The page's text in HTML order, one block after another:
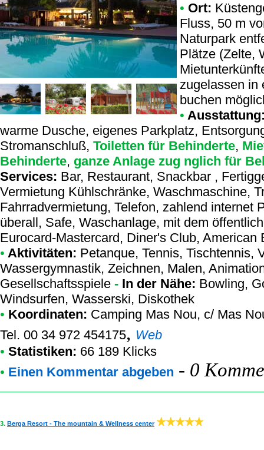
• Ort:
Fluss, 50 m
Naturpark
Plätze (Zelte,
zugelassen in
buchen
•
warme Dusche, eigenes Parkplatz,
Stromanschluß, Toiletten für Behinderte,
Behinderte, ganze Anlage zug nglich für
Services: Bar, Restaurant, Snackbar ,
Vermietung Kühlschränke, Waschmaschine,
Fahrradvermietung, Telefon, zahlend internet
überall, Safe, Waschanlage, mit dem
Eurocard-Mastercard, Diner's Club, American
• Aktivitäten: Petanque, Tennis, Tischtennis,
Wassergymnastik, Zeichnen, Malen,
Gesellschaftsspiele - In der Nähe: Bowling,
Windsurfen, Wasserski, Diskothek
• Koordinaten: Camping Mas Nou, c/ Mas
Tel. 00 34 972 454175, Web
• Statistiken: 66 189 Klicks
• Einen Kommentar abgeben - 0
3. Berga Resort - The mountain & Wellness center